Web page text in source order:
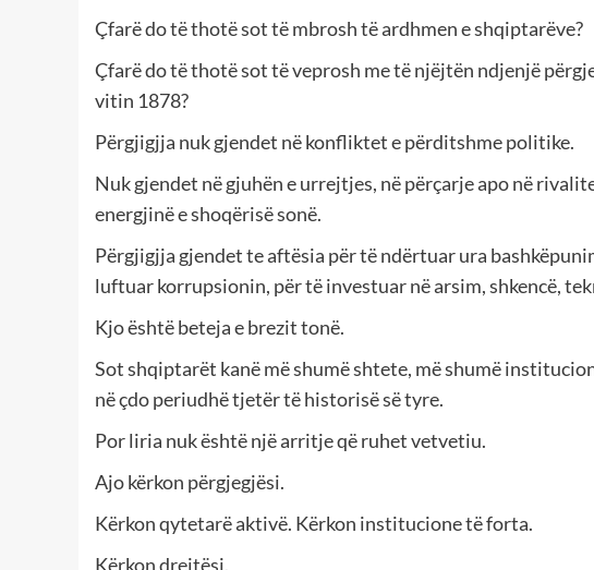
Çfarë do të thotë sot të mbrosh të ardhmen e shqiptarëve?
Çfarë do të thotë sot të veprosh me të njëjtën ndjenjë
vitin 1878?
Përgjigjja nuk gjendet në konfliktet e përditshme politike.
Nuk gjendet në gjuhën e urrejtjes, në përçarje apo në
energjinë e shoqërisë sonë.
Përgjigjja gjendet te aftësia për të ndërtuar ura
luftuar korrupsionin, për të investuar në arsim, shkencë,
Kjo është beteja e brezit tonë.
Sot shqiptarët kanë më shumë shtete, më shumë
në çdo periudhë tjetër të historisë së tyre.
Por liria nuk është një arritje që ruhet vetvetiu.
Ajo kërkon përgjegjësi.
Kërkon qytetarë aktivë. Kërkon institucione të forta.
Kërkon drejtësi.